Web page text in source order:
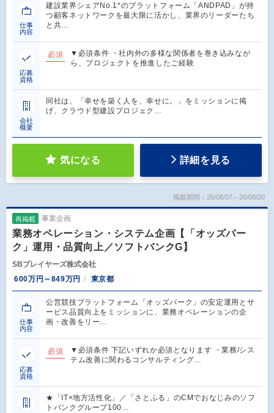
仕事
内容
建設業界シェアNo.1*のプラットフォーム「ANDPAD」が持
つ顧客ネットワークを最大限に活かし、業界のリーダーたち
と共…
応募
資格
必須
▼必須条件 ・社内外の多様な関係者を巻き込みなが
ら、プロジェクトを推進したご経験
会社
概要
同社は、「幸せを築く人を、幸せに。」をミッションに掲
げ、クラウド型建設プロジェク…
気になる 詳細を見る
掲載期間：26/08/07～26/08/20
再掲載 事業企画
業務オペレーション・システム企画【「オッズパー
ク」運用・品質向上／ソフトバンクG】
SBプレイヤーズ株式会社
600万円～849万円
東京都
仕事
内容
公営競技プラットフォーム「オッズパーク」の安定運用とサ
ービス品質向上をミッションに、業務オペレーションの企
画・改善をリー…
応募
資格
必須
▼必須条件 下記いずれか必須となります ・業務/シス
テム改善に関わるコンサルティング…
★「IT×地方活性化」／「さとふる」のCMでおなじみのソフ
トバンクグループ100…